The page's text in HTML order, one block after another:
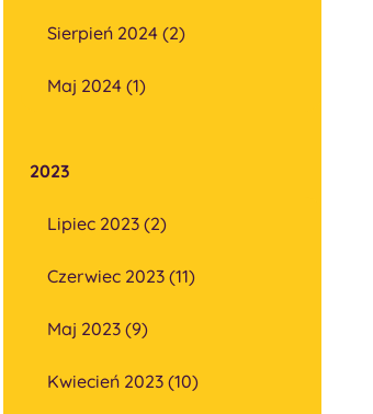
Sierpień 2024 (2)
Maj 2024 (1)
2023
Lipiec 2023 (2)
Czerwiec 2023 (11)
Maj 2023 (9)
Kwiecień 2023 (10)